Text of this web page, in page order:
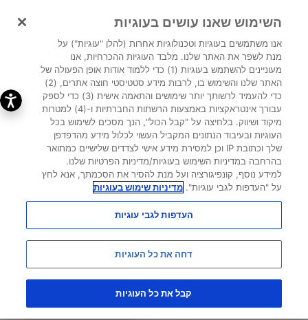
ROCHE MUSIC
זכויות החולה
בית» זכויות מטופל»זכויות החולה
הצהרת נגישות
תנאי שימוש
מנהל האתר
מדיניות פרטיות
מדיניות בשימוש עוגיות
כל הזכויות שמורות לרוש פרמצבטיקה (ישראל) בע”מ 2023 ©
השימוש שאנו עושים בעוגיות
אנו משתמשים בעוגיות וטכנולוגיות אחרות (להלן "עוגיות") על
מנת לשפר את האתר שלנו. מלבד העוגיות ההכרחיות, אנו
מעוניינים להשתמש בעוגיות (1) כדי ללמוד אודות אופן הפעולה של
האתר שלנו והשימוש בו, לרבות מידע סטטיסטי חוצה אתרים, (2)
כדי להעמיד לרשותך יותר שימושים והתאמה אישית (3) כדי לספק
עבורך אינטראקציות באמצעות הרשתות החברתיות ו-(4) למטרות
מיקוד ושיווק. בלחיצה על "קבל הכול", הנך מסכים לשימוש בכל
העוגיות ובעיבוד הנתונים המקביל העשוי לכלול מידע מהדפדפן
שלך וכתובת IP וכן למסירת מידע אישי לצדדים שלישיים כמתואר
בהרחבה במדיניות השימוש בעוגיות/מדיניות הפרטיות שלנו.
למידע נוסף, קונפיגורציה ועל מנת להסיר את הסכמתך, אנא לחץ
על "העדפות לגבי עוגיות".מדיניות שימוש בעוגיות
העדפות לגבי עוגיות
דחה את כל העוגיות
קבל את כל העוגיות